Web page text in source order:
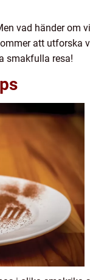
vad händer om
att utforska
smakfulla resa!